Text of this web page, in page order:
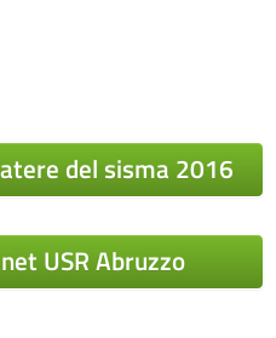
del sisma 2016
USR Abruzzo